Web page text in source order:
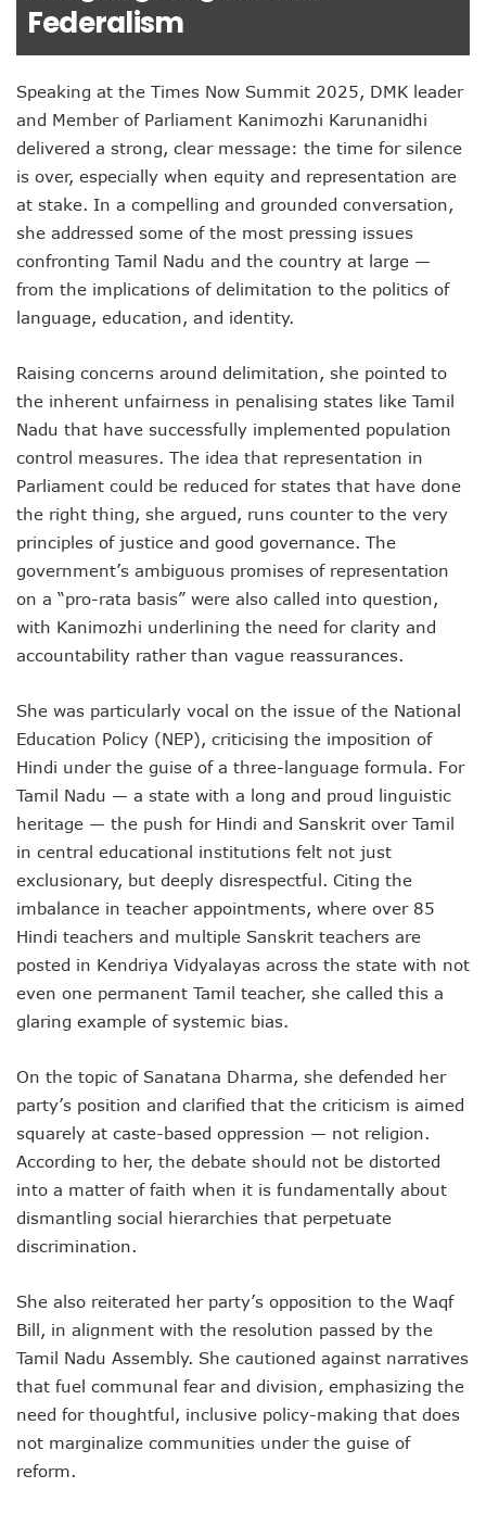
Federalism
Speaking at the Times Now Summit 2025, DMK leader
and Member of Parliament Kanimozhi Karunanidhi
delivered a strong, clear message: the time for silence
is over, especially when equity and representation are
at stake. In a compelling and grounded conversation,
she addressed some of the most pressing issues
confronting Tamil Nadu and the country at large —
from the implications of delimitation to the politics of
language, education, and identity.
Raising concerns around delimitation, she pointed to
the inherent unfairness in penalising states like Tamil
Nadu that have successfully implemented population
control measures. The idea that representation in
Parliament could be reduced for states that have done
the right thing, she argued, runs counter to the very
principles of justice and good governance. The
government’s ambiguous promises of representation
on a “pro-rata basis” were also called into question,
with Kanimozhi underlining the need for clarity and
accountability rather than vague reassurances.
She was particularly vocal on the issue of the National
Education Policy (NEP), criticising the imposition of
Hindi under the guise of a three-language formula. For
Tamil Nadu — a state with a long and proud linguistic
heritage — the push for Hindi and Sanskrit over Tamil
in central educational institutions felt not just
exclusionary, but deeply disrespectful. Citing the
imbalance in teacher appointments, where over 85
Hindi teachers and multiple Sanskrit teachers are
posted in Kendriya Vidyalayas across the state with not
even one permanent Tamil teacher, she called this a
glaring example of systemic bias.
On the topic of Sanatana Dharma, she defended her
party’s position and clarified that the criticism is aimed
squarely at caste-based oppression — not religion.
According to her, the debate should not be distorted
into a matter of faith when it is fundamentally about
dismantling social hierarchies that perpetuate
discrimination.
She also reiterated her party’s opposition to the Waqf
Bill, in alignment with the resolution passed by the
Tamil Nadu Assembly. She cautioned against narratives
that fuel communal fear and division, emphasizing the
need for thoughtful, inclusive policy-making that does
not marginalize communities under the guise of
reform.